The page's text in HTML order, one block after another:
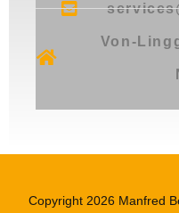
Von-
Copyright 2026 Manfred